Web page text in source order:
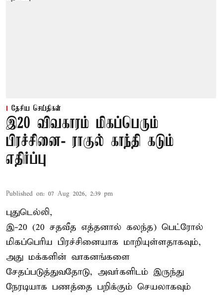
தேசிய செய்திகள்
இ20 விவகாரம் மிகப்பெரும்
பிரச்சினை- ராகுல் காந்தி கடும்
எதிர்ப்பு
Published on: 07 Aug 2026, 2:39 pm
புதுடெல்லி,
இ-20 (20 சதவீத எத்தனால் கலந்த) பெட்ரோல்
மிகப்பெரிய பிரச்சினையாக மாறியுள்ளதாகவும்,
அது மக்களின் வாகனங்களை
சேதப்படுத்துவதோடு, அவர்களிடம் இருந்து
நேரடியாக பணத்தை பறிக்கும் செயலாகவும்